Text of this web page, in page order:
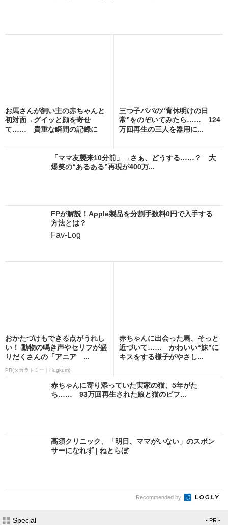
お馬さんが飼い主の赤ちゃんと
初対面→グイッと顔を寄せ
て…… 貴重な瞬間の記録に
三つ子パパの“育休明けの日
常”をのぞいてみたら…… 124
万回再生の三人を器用に...
「ママ友襲来10分前」→さぁ、どうする……？ 大
爆笑の“あるある”再現が400万...
FPが解説！Apple製品を分割手数料0円で入手する
方法とは？
Fav-Log
おかたづけもできる点がうれし
い！ 動物の鳴き声やセリフが盛
りだくさんの「アニア ...
PR(タカラトミー｜Hugkum)
赤ちゃんに出会った馬、そっと
近づいて…… かわいい“妹”に
キスをする様子がやさし...
赤ちゃんに寄り添っていた実家の猫、5年がた
ち…… 93万回再生された娘と猫のビフ...
高須クリニック、「明日、ママがいない」のスポン
サーになれず | ねとらぼ
Recommended by
Special - PR -